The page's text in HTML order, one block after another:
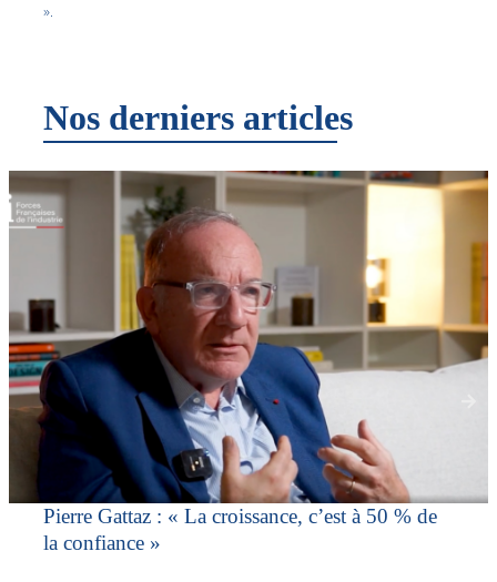
».
Nos derniers articles
Pierre Gattaz : « La croissance, c’est à 50 % de
la confiance »